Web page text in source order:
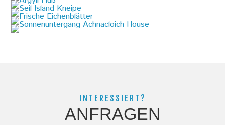
INTERESSIERT?
ANFRAGEN